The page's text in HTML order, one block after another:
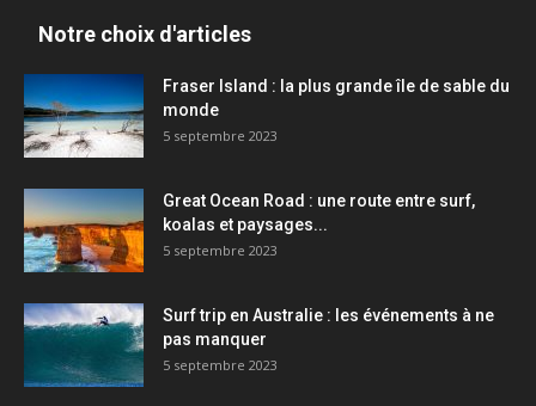
Notre choix d'articles
Fraser Island : la plus grande île de sable du
monde
5 septembre 2023
Great Ocean Road : une route entre surf,
koalas et paysages...
5 septembre 2023
Surf trip en Australie : les événements à ne
pas manquer
5 septembre 2023